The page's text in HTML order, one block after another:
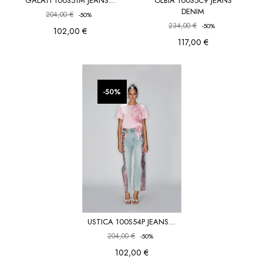
204,00 € -50%
102,00 €
DENIM
234,00 € -50%
117,00 €
USTICA 100S54P JEANS...
204,00 € -50%
102,00 €
-50%